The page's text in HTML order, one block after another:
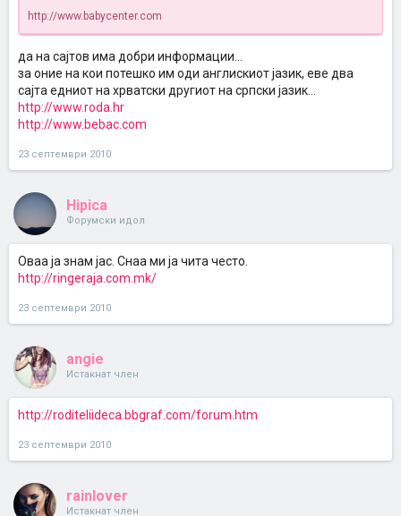
http://www.babycenter.com
да на сајтов има добри информации...
за оние на кои потешко им оди англискиот јазик, еве два
сајта едниот на хрватски другиот на српски јазик...
http://www.roda.hr
http://www.bebac.com
23 септември 2010
Hipica
Форумски идол
Оваа ја знам јас. Снаа ми ја чита често.
http://ringeraja.com.mk/
23 септември 2010
angie
Истакнат член
http://roditeliideca.bbgraf.com/forum.htm
23 септември 2010
rainlover
Истакнат член